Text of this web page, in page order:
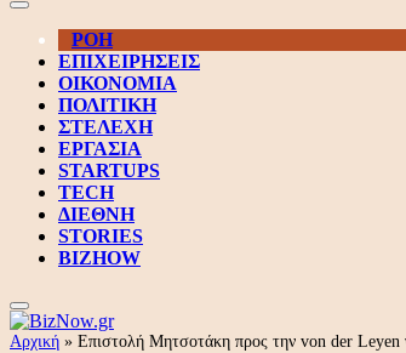
ΡΟΗ
ΕΠΙΧΕΙΡΗΣΕΙΣ
ΟΙΚΟΝΟΜΙΑ
ΠΟΛΙΤΙΚΗ
ΣΤΕΛΕΧΗ
ΕΡΓΑΣΙΑ
STARTUPS
TECH
ΔΙΕΘΝΗ
STORIES
BIZHOW
Αρχική » Επιστολή Μητσοτάκη προς την von der Leyen